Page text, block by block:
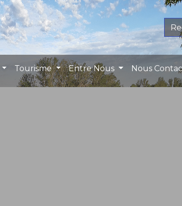
Tourisme Entre Nous Nous